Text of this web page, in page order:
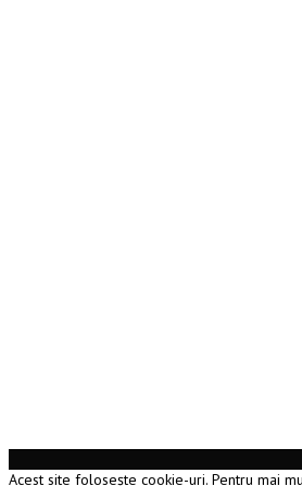
Acest site folosește cookie-uri. Pentru mai